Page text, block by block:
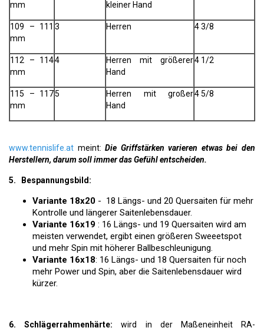
mm
kleiner Hand
109 – 111
mm
3 Herren 4 3/8
112 – 114
mm
4
Herren mit größerer
Hand
4 1/2
115 – 117
mm
5
Herren mit großer
Hand
4 5/8
www.tennislife.at meint:Die Griffstärken varieren etwas bei den
Herstellern, darum soll immer das Gefühl entscheiden.
5. Bespannungsbild:
Variante 18x20 - 18 Längs- und 20 Quersaiten für mehr
Kontrolle und längerer Saitenlebensdauer.
Variante 16x19 : 16 Längs- und 19 Quersaiten wird am
meisten verwendet, ergibt einen größeren Sweeetspot
und mehr Spin mit höherer Ballbeschleunigung.
Variante 16x18: 16 Längs- und 18 Quersaiten für noch
mehr Power und Spin, aber die Saitenlebensdauer wird
kürzer.
6. Schlägerrahmenhärte:wird in der Maßeneinheit RA-